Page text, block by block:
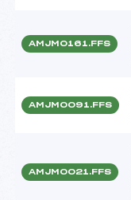
AMJM0161.FFS
AMJM0091.FFS
AMJM0021.FFS